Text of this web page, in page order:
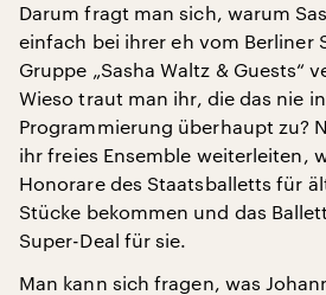
Darum fragt man sich, warum
einfach bei ihrer eh vom Berliner
Gruppe „Sasha Waltz & Guests“
Wieso traut man ihr, die das nie
Programmierung überhaupt zu?
ihr freies Ensemble weiterleiten,
Honorare des Staatsballetts für
Stücke bekommen und das
Super-Deal für sie.
Man kann sich fragen, was